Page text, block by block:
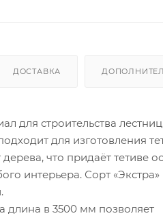
ДОСТАВКА
для строительства
для изготовления
что придаёт тетиве
интерьера. Сорт «Экстра»
длина в 3500 мм позволяет